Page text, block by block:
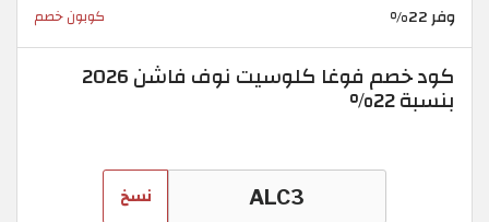
وفر 22% كوبون خصم
كود خصم فوغا كلوسيت نوف فاشن 2026
بنسبة 22%
نسخ